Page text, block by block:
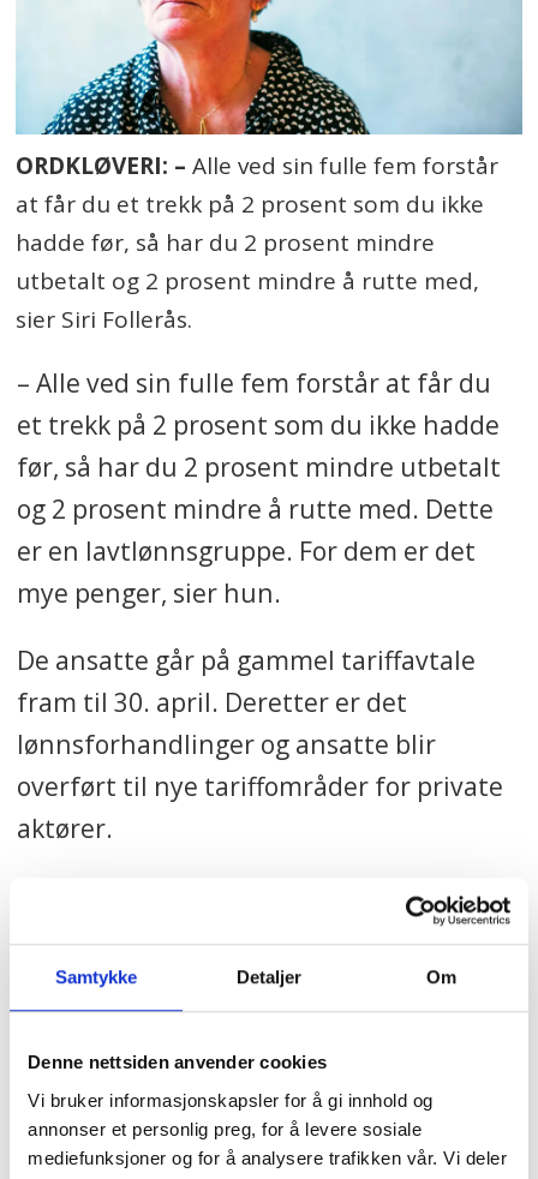
Samtykke Detaljer Om
Denne nettsiden anvender cookies
Vi bruker informasjonskapsler for å gi innhold og
annonser et personlig preg, for å levere sosiale
mediefunksjoner og for å analysere trafikken vår. Vi deler
ORDKLØVERI: – Alle ved sin fulle fem forstår
at får du et trekk på 2 prosent som du ikke
hadde før, så har du 2 prosent mindre
utbetalt og 2 prosent mindre å rutte med,
sier Siri Follerås.
– Alle ved sin fulle fem forstår at får du
et trekk på 2 prosent som du ikke hadde
før, så har du 2 prosent mindre utbetalt
og 2 prosent mindre å rutte med. Dette
er en lavtlønnsgruppe. For dem er det
mye penger, sier hun.
De ansatte går på gammel tariffavtale
fram til 30. april. Deretter er det
lønnsforhandlinger og ansatte blir
overført til nye tariffområder for private
aktører.
– Det første tapet blir tilleggene. De er
for det meste dårligere, sier Follerås.
Da sykehjemmene ble tatt tilbake i
egenregi av forrige byråd, hadde de
ansatte sakket alvorlig akterut i
lønnsutvikling. Fagforbundets